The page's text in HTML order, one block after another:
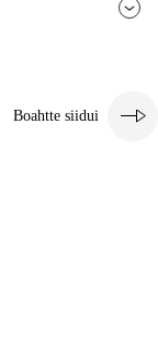
Boahtte siidui